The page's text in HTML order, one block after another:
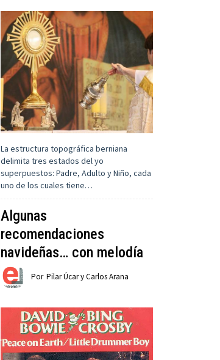
La estructura topográfica berniana
delimita tres estados del yo
superpuestos: Padre, Adulto y Niño, cada
uno de los cuales tiene…
Algunas
recomendaciones
navideñas… con melodía
Por Pilar Úcar y Carlos Arana